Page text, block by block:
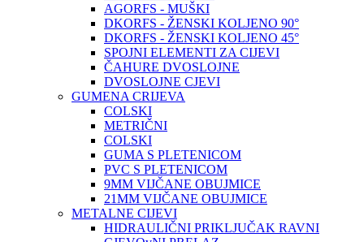
AGORFS - MUŠKI
DKORFS - ŽENSKI KOLJENO 90°
DKORFS - ŽENSKI KOLJENO 45°
SPOJNI ELEMENTI ZA CIJEVI
ČAHURE DVOSLOJNE
DVOSLOJNE CJEVI
GUMENA CRIJEVA
COLSKI
METRIČNI
COLSKI
GUMA S PLETENICOM
PVC S PLETENICOM
9MM VIJČANE OBUJMICE
21MM VIJČANE OBUJMICE
METALNE CIJEVI
HIDRAULIČNI PRIKLJUČAK RAVNI